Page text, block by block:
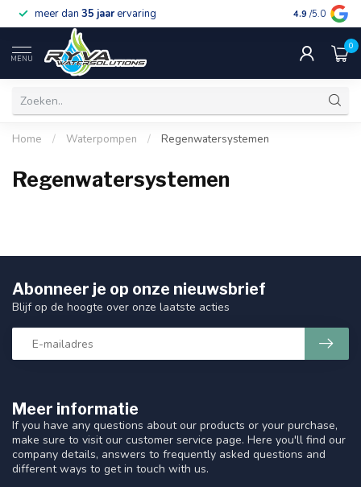
meer dan 35 jaarervaring gratis
4.9 /5.0
MENU
0
Home / Waterpompen / Regenwatersystemen
Regenwatersystemen
Meer informatie
If you have any questions about our products or your purchase,
make sure to visit our customer service page. Here you'll find our
company details, answers to frequently asked questions and
different ways to get in touch with us.
Abonneer je op onze nieuwsbrief
Blijf op de hoogte over onze laatste acties